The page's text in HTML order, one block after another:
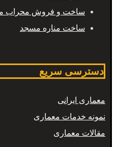
ساخت و فروش محراب
ساخت مناره مسجد
دسترسی سریع
معماری ایرانی
نمونه خدمات معماری
مقالات معماری